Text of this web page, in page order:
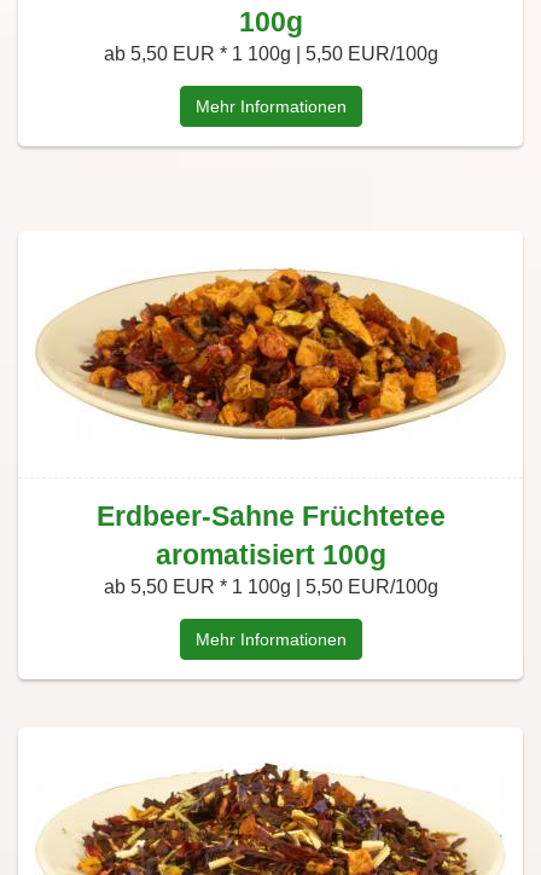
100g
ab 5,50 EUR * 1 100g | 5,50 EUR/100g
Mehr Informationen
Erdbeer-Sahne Früchtetee
aromatisiert 100g
ab 5,50 EUR * 1 100g | 5,50 EUR/100g
Mehr Informationen